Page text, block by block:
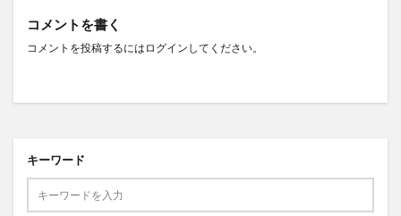
コメントを書く
コメントを投稿するには ログイン してください。
キーワード